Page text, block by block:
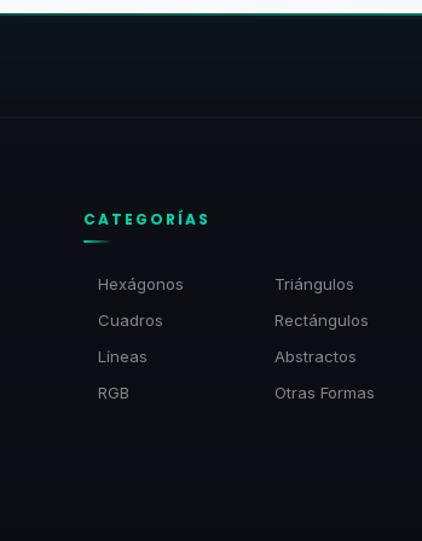
CATEGORÍAS
Hexágonos
Triángulos
Cuadros
Rectángulos
Líneas
Abstractos
RGB
Otras Formas